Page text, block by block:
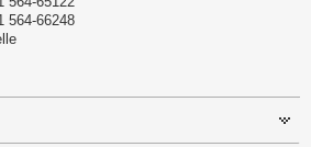
564-66248